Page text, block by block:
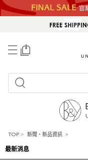
TOP > 新聞・新品資訊 >
最新消息